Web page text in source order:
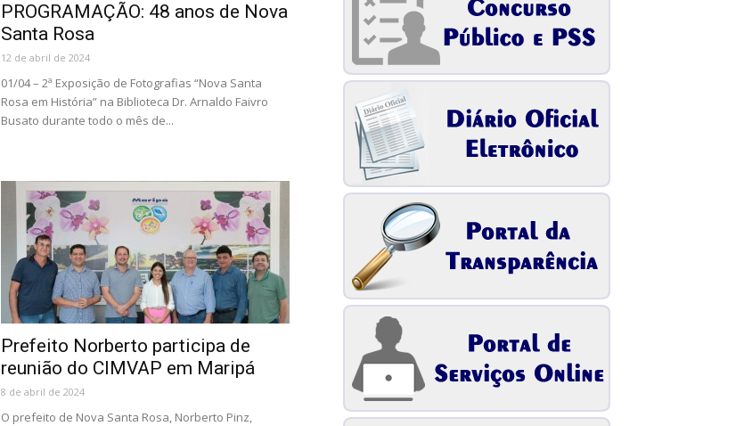
PROGRAMAÇÃO: 48 anos de Nova
Santa Rosa
12 de abril de 2024
01/04 – 2ª Exposição de Fotografias “Nova Santa
Rosa em História” na Biblioteca Dr. Arnaldo Faivro
Busato durante todo o mês de...
Prefeito Norberto participa de
reunião do CIMVAP em Maripá
8 de abril de 2024
O prefeito de Nova Santa Rosa, Norberto Pinz,